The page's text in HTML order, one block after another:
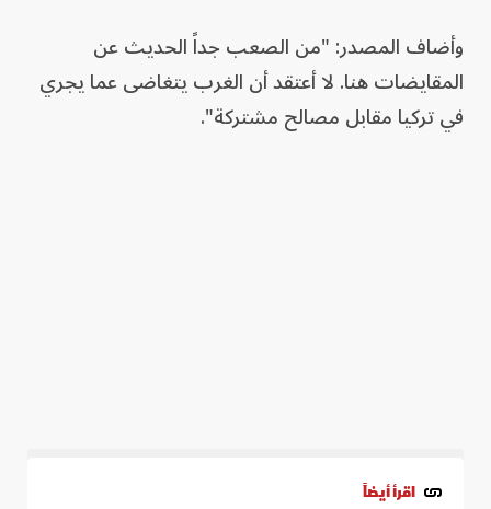
وأضاف المصدر: "من الصعب جداً الحديث عن
المقايضات هنا. لا أعتقد أن الغرب يتغاضى عما يجري
في تركيا مقابل مصالح مشتركة".
اقرأ أيضاً